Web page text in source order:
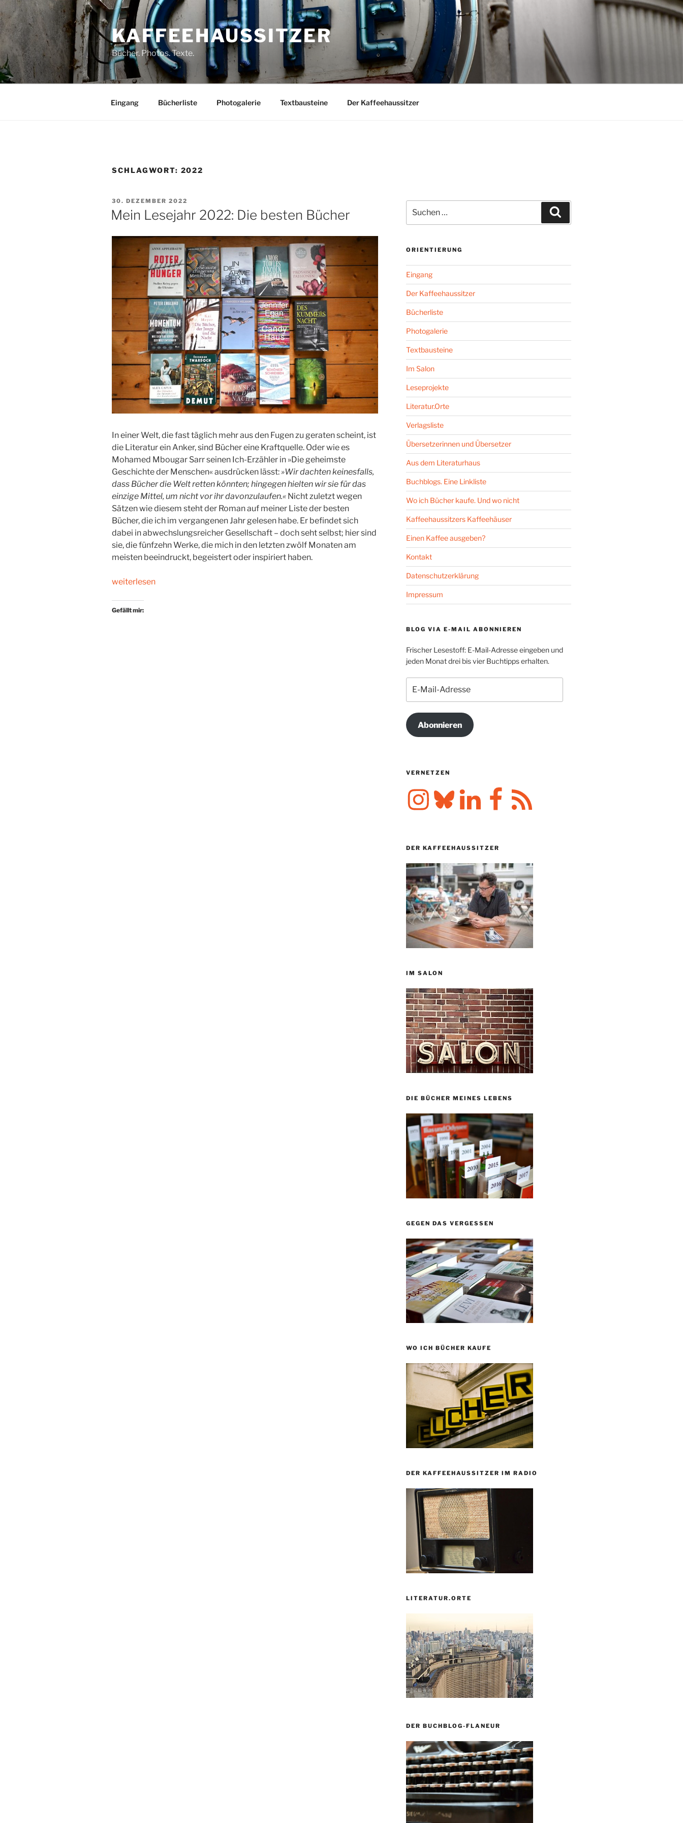
Inhalt
springen
KAFFEEHAUSSITZER
Bücher. Photos. Texte.
Eingang Bücherliste Photogalerie Textbausteine Der Kaffeehaussitzer
SCHLAGWORT: 2022
VERÖFFENTLICHT
AM
30. DEZEMBER 2022
Mein Lesejahr 2022: Die besten Bücher
In einer Welt, die fast täglich mehr aus den Fugen zu geraten scheint, ist
die Literatur ein Anker, sind Bücher eine Kraftquelle. Oder wie es
Mohamed Mbougar Sarr seinen Ich-Erzähler in »Die geheimste
Geschichte der Menschen« ausdrücken lässt:»Wir dachten keinesfalls,
dass Bücher die Welt retten könnten; hingegen hielten wir sie für das
einzige Mittel, um nicht vor ihr davonzulaufen.« Nicht zuletzt wegen
Sätzen wie diesem steht der Roman auf meiner Liste der besten
Bücher, die ich im vergangenen Jahr gelesen habe. Er befindet sich
dabei in abwechslungsreicher Gesellschaft – doch seht selbst; hier sind
sie, die fünfzehn Werke, die mich in den letzten zwölf Monaten am
meisten beeindruckt, begeistert oder inspiriert haben.
„Mein
2022:
weiterlesen
Gefällt mir:
nach:
ORIENTIERUNG
Eingang
Der Kaffeehaussitzer
Bücherliste
Photogalerie
Textbausteine
Im Salon
Leseprojekte
Literatur.Orte
Verlagsliste
Übersetzerinnen und Übersetzer
Aus dem Literaturhaus
Buchblogs. Eine Linkliste
Wo ich Bücher kaufe. Und wo nicht
Kaffeehaussitzers Kaffeehäuser
Einen Kaffee ausgeben?
Kontakt
Datenschutzerklärung
Impressum
BLOG VIA E-MAIL ABONNIEREN
Frischer Lesestoff: E-Mail-Adresse eingeben und
jeden Monat drei bis vier Buchtipps erhalten.
Mail-
Adresse
Abonnieren
VERNETZEN
InstagramBluesky LinkedIn FacebookRSS-
Feed
DER KAFFEEHAUSSITZER
IM SALON
DIE BÜCHER MEINES LEBENS
GEGEN DAS VERGESSEN
WO ICH BÜCHER KAUFE
DER KAFFEEHAUSSITZER IM RADIO
LITERATUR.ORTE
DER BUCHBLOG-FLANEUR